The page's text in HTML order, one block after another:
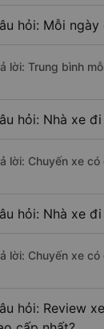
hỏi: Mỗi
lời: Trung bình
hỏi: Nhà xe
lời: Chuyến xe
hỏi: Nhà xe
lời: Chuyến xe
hỏi: Review